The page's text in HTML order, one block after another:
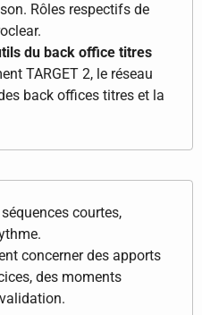
Rôles respectifs de
du back office titres
TARGET 2, le réseau
back offices titres et la
courtes,
concerner des apports
des moments